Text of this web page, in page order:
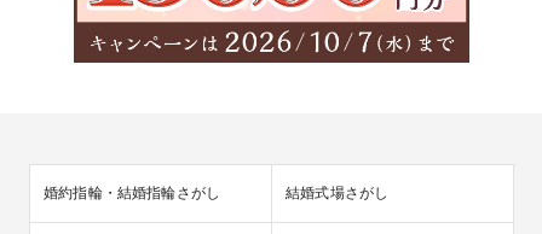
婚約指輪・結婚指輪さがし 結婚式場さがし